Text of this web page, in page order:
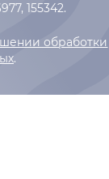
155342.
обработки
.